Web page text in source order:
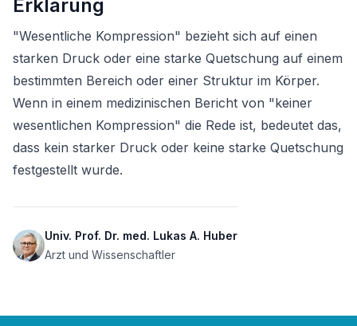
Erklärung
"Wesentliche Kompression" bezieht sich auf einen
starken Druck oder eine starke Quetschung auf einem
bestimmten Bereich oder einer Struktur im Körper.
Wenn in einem medizinischen Bericht von "keiner
wesentlichen Kompression" die Rede ist, bedeutet das,
dass kein starker Druck oder keine starke Quetschung
festgestellt wurde.
Univ. Prof. Dr. med. Lukas A. Huber
Arzt und Wissenschaftler